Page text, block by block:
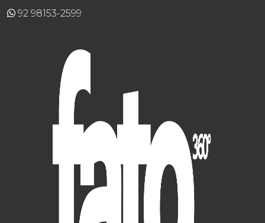
92 98153-2599